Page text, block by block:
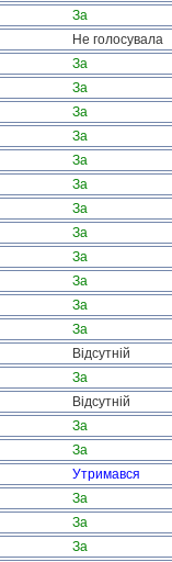
За
Не голосувала
За
За
За
За
За
За
За
За
За
За
За
За
Відсутній
За
Відсутній
За
За
Утримався
За
За
За